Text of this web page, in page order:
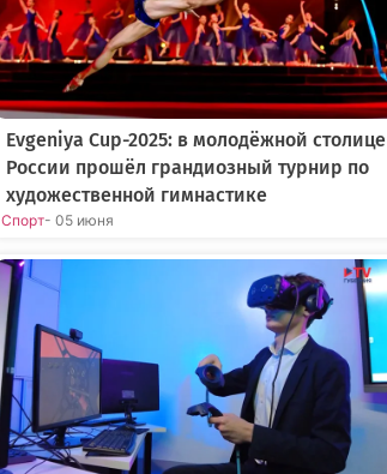
Evgeniya Cup-2025: в молодёжной столице
России прошёл грандиозный турнир по
художественной гимнастике
Спорт- 05 июня